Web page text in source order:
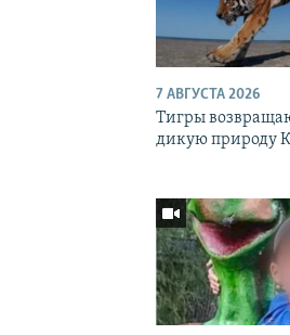
7 АВГУСТА 2026
Тигры
дикую природу